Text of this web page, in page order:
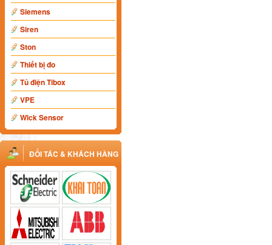
Siemens
Siren
Ston
Thiết bị đo
Tủ điện Tibox
VPE
Wick Sensor
ĐỐI TÁC & KHÁCH HÀNG